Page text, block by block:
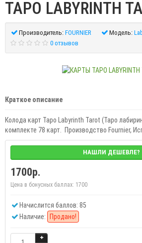
ТАРО LABYRINTH
Производитель: FOURNIER Модель:
0 отзывов
Краткое описание
Колода карт Таро Labyrinth Tarot (Таро
комплекте 78 карт. Производство Fournier,
НАШЛИ ДЕШЕВЛЕ?
1700р.
Цена в бонусных баллах: 1700
Начислится баллов: 85
Наличие: Продано!